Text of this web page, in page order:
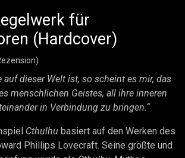
für
(Hardcover)
auf dieser Welt ist, so scheint es mir, das
menschlichen Geistes, all ihre inneren
in Verbindung zu bringen.“
Cthulhu basiert auf den Werken des
Phillips Lovecraft. Seine größte und